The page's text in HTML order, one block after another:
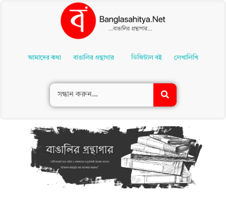
Contentআমাদের কথা বাঙালির গ্রন্থাগার ডিজিটাল বই লেখালিখি